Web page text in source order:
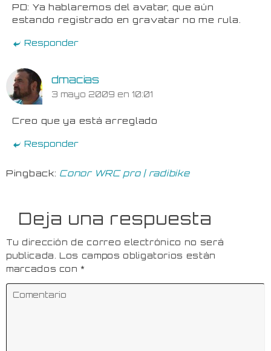
PD: Ya hablaremos del avatar, que aún
estando registrado en gravatar no me rula.
Responder
dmacias
3 mayo 2009 en 10:01
Creo que ya está arreglado
Responder
Pingback: Conor WRC pro | radibike
Deja una respuesta
Tu dirección de correo electrónico no será
publicada.
Los campos obligatorios están
marcados con*